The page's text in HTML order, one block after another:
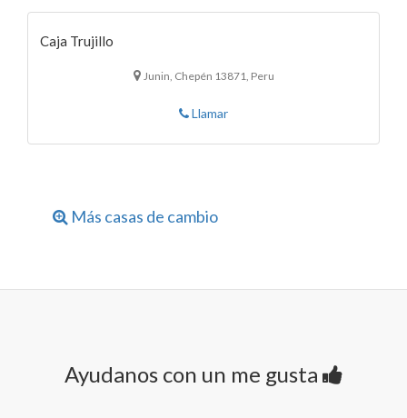
Caja Trujillo
Junin, Chepén 13871, Peru
Llamar
Más casas de cambio
Ayudanos con un me gusta